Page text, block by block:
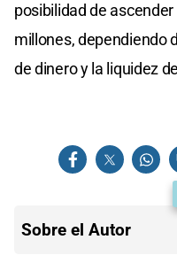
posibilidad de
millones, dependiendo
de dinero y la liquidez
Sobre el Autor